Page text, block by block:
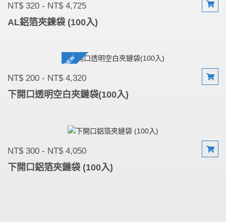
NT$ 320 - NT$ 4,725
AL鋁箔夾鍊袋 (100入)
NEW
NT$ 200 - NT$ 4,320
下開口透明空白夾鏈袋(100入)
NT$ 300 - NT$ 4,050
下開口鋁箔夾鏈袋 (100入)